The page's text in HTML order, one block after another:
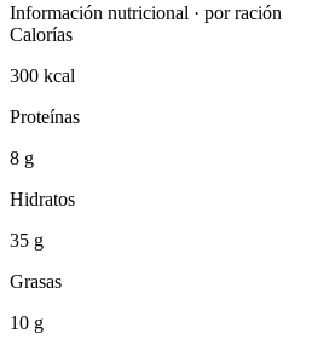
Información nutricional · por ración
Calorías
300 kcal
Proteínas
8 g
Hidratos
35 g
Grasas
10 g